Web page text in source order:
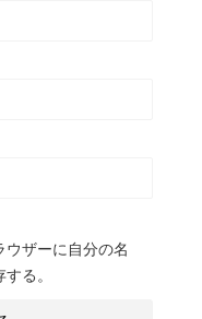
ウザーに自分の名
る。